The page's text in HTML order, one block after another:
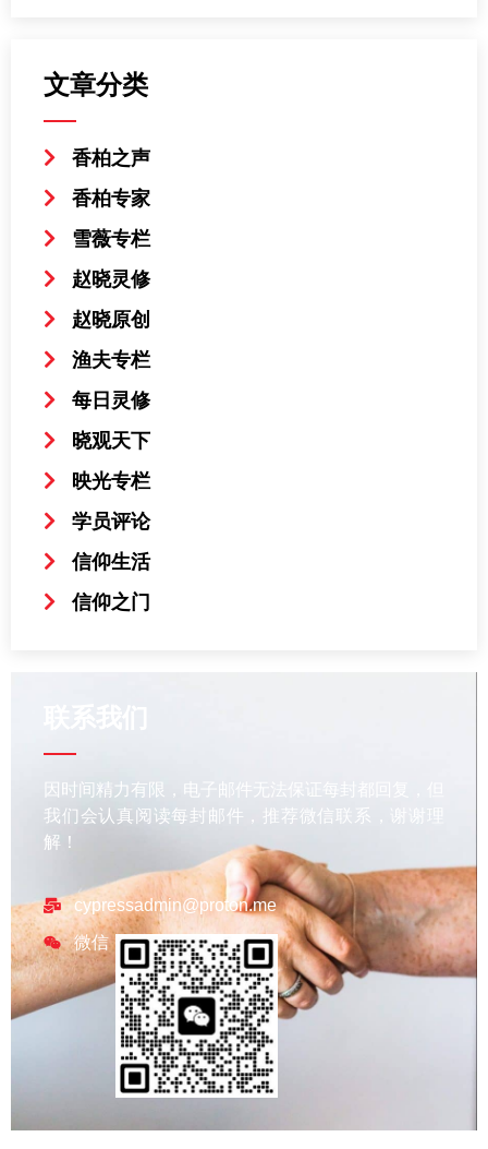
文章分类
香柏之声
香柏专家
雪薇专栏
赵晓灵修
赵晓原创
渔夫专栏
每日灵修
晓观天下
映光专栏
学员评论
信仰生活
信仰之门
因时间精力有限，电子邮件无法保证每封都回复，但
我们会认真阅读每封邮件，推荐微信联系，谢谢理
解！
cypressadmin@proton.me
微信